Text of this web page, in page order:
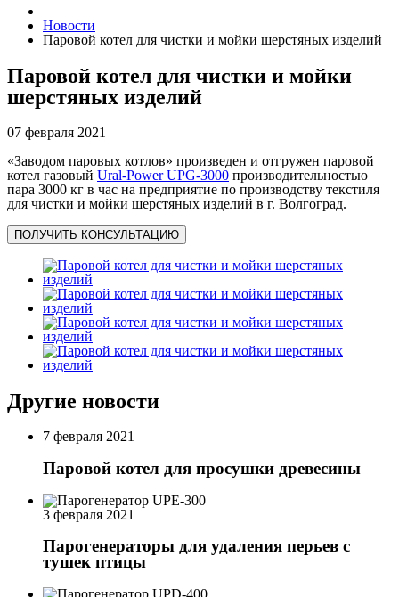
Новости
Паровой котел для чистки и мойки шерстяных изделий
Паровой котел для чистки и мойки
шерстяных изделий
07 февраля 2021
«Заводом паровых котлов» произведен и отгружен паровой
котел газовый Ural-Power UPG-3000 производительностью
пара 3000 кг в час на предприятие по производству текстиля
для чистки и мойки шерстяных изделий в г. Волгоград.
ПОЛУЧИТЬ КОНСУЛЬТАЦИЮ
Другие новости
7 февраля 2021
Паровой котел для просушки древесины
3 февраля 2021
Парогенераторы для удаления перьев с
тушек птицы